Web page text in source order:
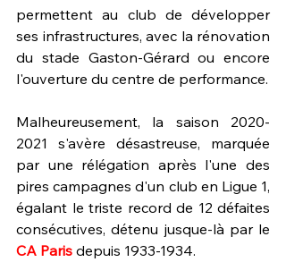
permettent au club de développer
ses infrastructures, avec la rénovation
du stade Gaston-Gérard ou encore
l'ouverture du centre de performance.
Malheureusement, la saison 2020-
2021 s'avère désastreuse, marquée
par une rélégation après l'une des
pires campagnes d'un club en Ligue 1,
égalant le triste record de 12 défaites
CA Paris depuis 1933-1934.